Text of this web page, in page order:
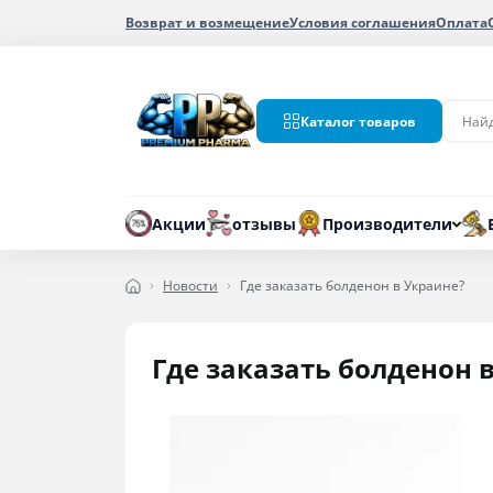
Возврат и возмещениеУсловия соглашенияОплата
Каталог товаров
Акции отзывы Производители
Новости Где заказать болденон в Украине?
Где заказать болденон